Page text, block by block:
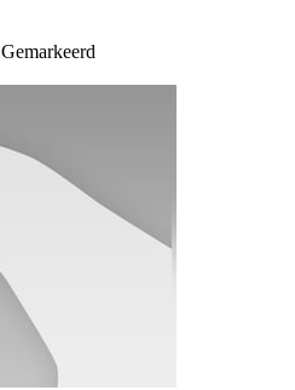
Gemarkeerd